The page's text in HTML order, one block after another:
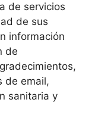
de servicios
de sus
información
de
de email,
sanitaria y